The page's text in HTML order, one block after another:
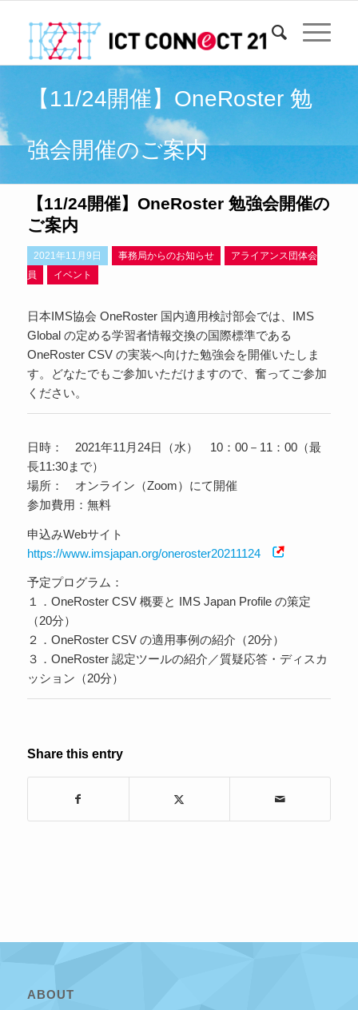
【11/24開催】OneRoster 勉
強会開催のご案内
【11/24開催】OneRoster 勉強会開催の
ご案内
2021年11月9日 事務局からのお知らせ
アライアンス団体会
員
イベント
日本IMS協会 OneRoster 国内適用検討部会では、IMS
Global の定める学習者情報交換の国際標準である
OneRoster CSV の実装へ向けた勉強会を開催いたしま
す。どなたでもご参加いただけますので、奮ってご参加
ください。
日時： 2021年11月24日（水） 10：00－11：00（最
長11:30まで）
場所： オンライン（Zoom）にて開催
参加費用：無料
申込みWebサイト
https://www.imsjapan.org/oneroster20211124
予定プログラム：
１．OneRoster CSV 概要と IMS Japan Profile の策定
（20分）
２．OneRoster CSV の適用事例の紹介（20分）
３．OneRoster 認定ツールの紹介／質疑応答・ディスカ
ッション（20分）
Share this entry
ABOUT